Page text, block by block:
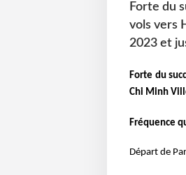
Forte du
vols vers
2023 et
Forte du
Chi Minh
Fréquence
Départ de